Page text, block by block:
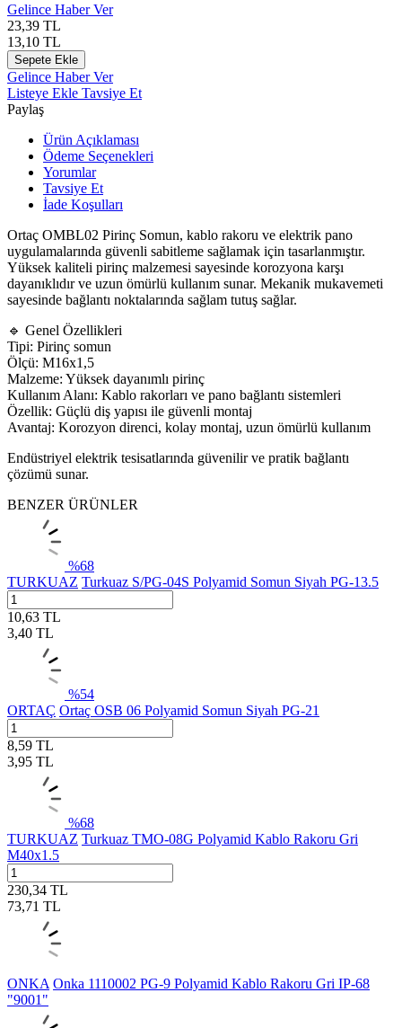
Gelince Haber Ver
23,39 TL
13,10 TL
Sepete Ekle
Gelince Haber Ver
Listeye Ekle Tavsiye Et
Paylaş
Ürün Açıklaması
Ödeme Seçenekleri
Yorumlar
Tavsiye Et
İade Koşulları
Ortaç OMBL02 Pirinç Somun, kablo rakoru ve elektrik pano
uygulamalarında güvenli sabitleme sağlamak için tasarlanmıştır.
Yüksek kaliteli pirinç malzemesi sayesinde korozyona karşı
dayanıklıdır ve uzun ömürlü kullanım sunar. Mekanik mukavemeti
sayesinde bağlantı noktalarında sağlam tutuş sağlar.
🔹 Genel Özellikleri
Tipi: Pirinç somun
Ölçü: M16x1,5
Malzeme: Yüksek dayanımlı pirinç
Kullanım Alanı: Kablo rakorları ve pano bağlantı sistemleri
Özellik: Güçlü diş yapısı ile güvenli montaj
Avantaj: Korozyon direnci, kolay montaj, uzun ömürlü kullanım
Endüstriyel elektrik tesisatlarında güvenilir ve pratik bağlantı
çözümü sunar.
BENZER ÜRÜNLER
%68
TURKUAZ Turkuaz S/PG-04S Polyamid Somun Siyah PG-13.5
10,63 TL
3,40 TL
%54
ORTAÇ Ortaç OSB 06 Polyamid Somun Siyah PG-21
8,59 TL
3,95 TL
%68
TURKUAZ Turkuaz TMO-08G Polyamid Kablo Rakoru Gri
M40x1.5
230,34 TL
73,71 TL
ONKA Onka 1110002 PG-9 Polyamid Kablo Rakoru Gri IP-68
"9001"